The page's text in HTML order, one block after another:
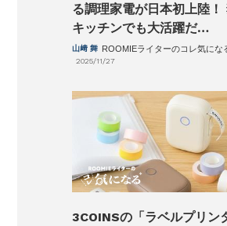
る調理家電が日本初上陸！
キッチンでも大活躍だ…
山﨑 舞 ROOMIEライターのコレ気にな
2025/11/27
3COINSの「ラベルプリン